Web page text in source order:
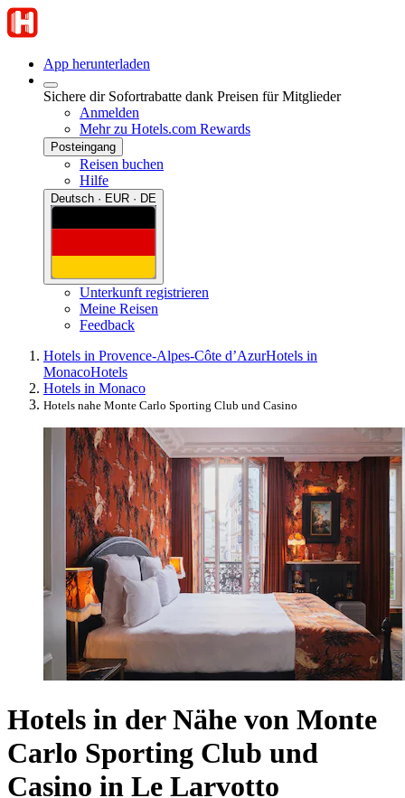
App herunterladen
Sichere dir Sofortrabatte dank Preisen für Mitglieder
Anmelden
Mehr zu Hotels.com Rewards
Posteingang
Reisen buchen
Hilfe
Deutsch · EUR · DE
Unterkunft registrieren
Meine Reisen
Feedback
Hotels in Provence-Alpes-Côte d’AzurHotels in
MonacoHotels
Hotels in Monaco
Hotels nahe Monte Carlo Sporting Club und Casino
Hotels in der Nähe von Monte
Carlo Sporting Club und
Casino in Le Larvotto